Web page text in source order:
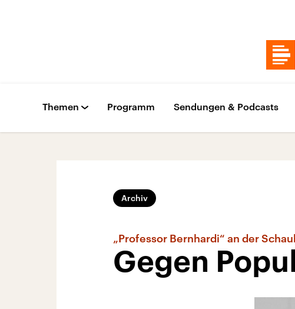
Themen Programm Sendungen & Podcasts
Archiv
„Professor Bernhardi“ an der
Gegen